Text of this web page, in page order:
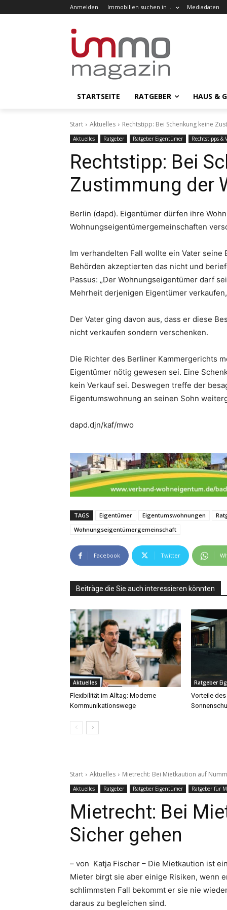
Anmelden Immobilien suchen in … Mediadaten
STARTSEITE RATGEBER HAUS &
Start Aktuelles Rechtstipp: Bei Schenkung keine
Aktuelles Ratgeber Ratgeber Eigentümer Rechtstipps &
Rechtstipp: Bei
Zustimmung der
Berlin (dapd). Eigentümer dürfen ihre
Wohnungseigentümergemeinschaften
Im verhandelten Fall wollte ein Vater
Behörden akzeptierten das nicht und
Passus: „Der Wohnungseigentümer darf
Mehrheit derjenigen Eigentümer
Der Vater ging davon aus, dass er diese
nicht verkaufen sondern verschenken.
Die Richter des Berliner Kammergerichts
Eigentümer nötig gewesen sei. Eine
kein Verkauf sei. Deswegen treffe der
Eigentumswohnung an seinen Sohn
dapd.djn/kaf/mwo
TAGS Eigentümer Eigentumswohnungen
Wohnungseigentümergemeinschaft
Facebook Twitter
Beiträge die Sie auch interessieren könnten
Aktuelles
Flexibilität im Alltag: Moderne
Kommunikationswege
Ratgeber
Vorteile